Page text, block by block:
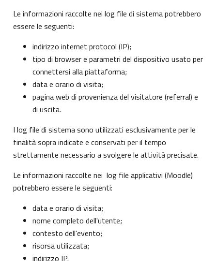
Le informazioni raccolte nei log file di sistema potrebbero
essere le seguenti:
indirizzo internet protocol (IP);
tipo di browser e parametri del dispositivo usato per
connettersi alla piattaforma;
data e orario di visita;
pagina web di provenienza del visitatore (referral) e
di uscita.
I log file di sistema sono utilizzati esclusivamente per le
finalità sopra indicate e conservati per il tempo
strettamente necessario a svolgere le attività precisate.
Le informazioni raccolte nei log file applicativi (Moodle)
potrebbero essere le seguenti:
data e orario di visita;
nome completo dell'utente;
contesto dell'evento;
risorsa utilizzata;
indirizzo IP.